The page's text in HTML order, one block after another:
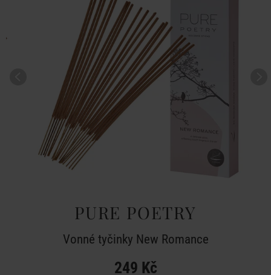
PURE POETRY
Vonné tyčinky New Romance
249 Kč